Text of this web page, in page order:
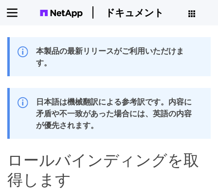
ドキュメント
本製品の最新リリースがご利用いただけま
す。
日本語は機械翻訳による参考訳です。内容に
矛盾や不一致があった場合には、英語の内容
が優先されます。
ロールバインディングを取
得します